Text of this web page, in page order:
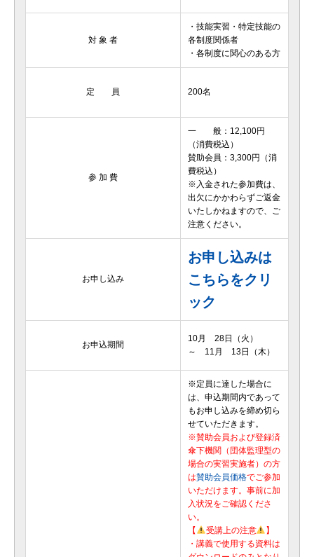
対 象 者
・技能実習・特定技能の
各制度関係者
・各制度に関心のある方
定 員 200名
参 加 費
一 般：12,100円
（消費税込）
賛助会員：3,300円（消
費税込）
※入金された参加費は、
出欠にかかわらずご返金
いたしかねますので、ご
注意ください。
お申し込み
お申し込みは
こちらをクリ
ック
お申込期間
10月 28日（火）
～ 11月 13日（木）
※定員に達した場合に
は、申込期間内であって
もお申し込みを締め切ら
せていただきます。
※賛助会員および登録済
傘下機関（団体監理型の
場合の実習実施者）の方
は賛助会員価格でご参加
いただけます。事前に加
入状況をご確認くださ
い。
【
受講上の注意
】
・講義で使用する資料は